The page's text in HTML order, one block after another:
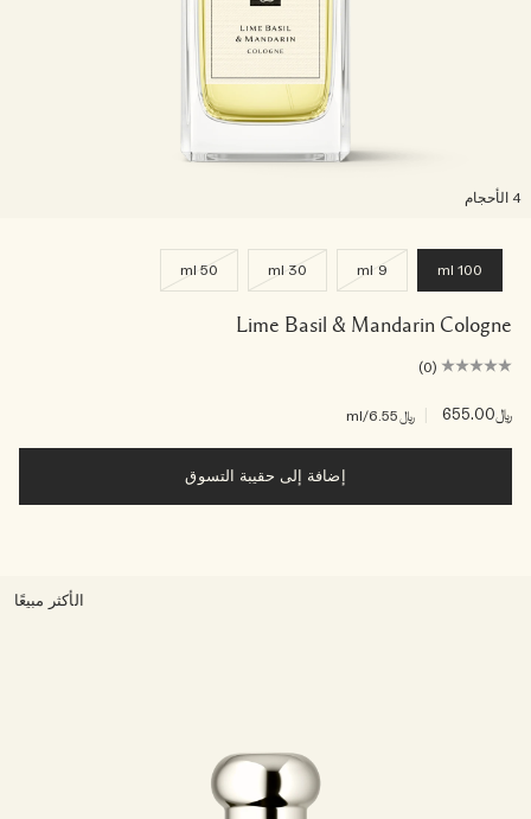
100 ml
30 ml
50 ml
Lime Basil & Mandarin Cologne
(0)
﷼655.00 ﷼6.55 /ml
إضافة إلى حقيبة التسوق
الأكثر مبيعًا